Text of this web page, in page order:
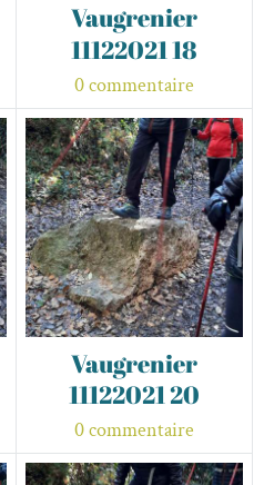
Vaugrenier
11122021 18
0 commentaire
Vaugrenier
11122021 20
0 commentaire